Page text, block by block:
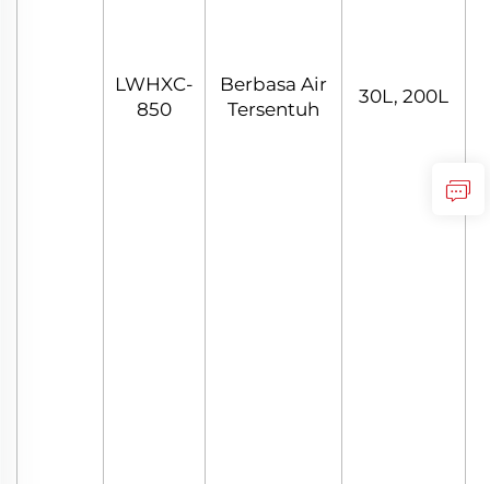
LWHXC-
850
Berbasa Air
Tersentuh
30L, 200L